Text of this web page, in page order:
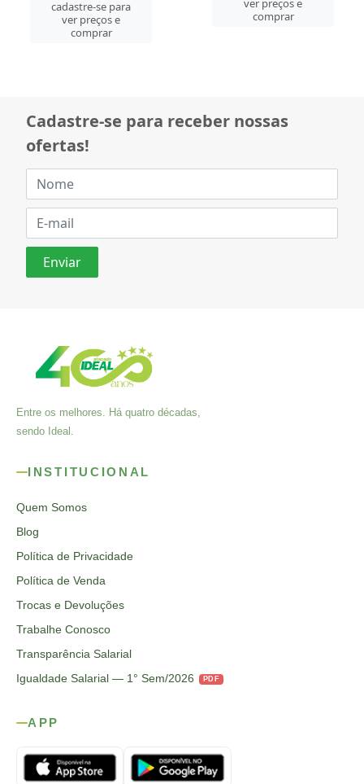
cadastre-se para
ver preços e
comprar
ver preços e
comprar
Cadastre-se para receber nossas
ofertas!
Entre os melhores. Há quatro décadas,
sendo Ideal.
INSTITUCIONAL
Quem Somos
Blog
Política de Privacidade
Política de Venda
Trocas e Devoluções
Trabalhe Conosco
Transparência Salarial
Igualdade Salarial — 1° Sem/2026
PDF
APP